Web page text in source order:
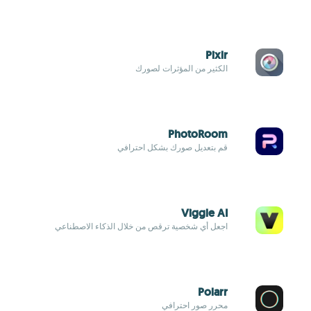
Pixlr
الكثير من المؤثرات لصورك
PhotoRoom
قم بتعديل صورك بشكل احترافي
Viggle AI
اجعل أي شخصية ترقص من خلال الذكاء الاصطناعي
Polarr
محرر صور احترافي